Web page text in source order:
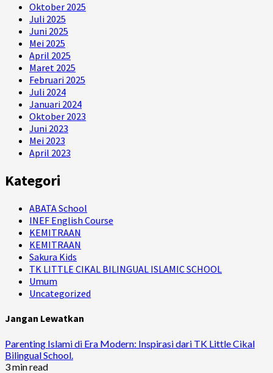
Oktober 2025
Juli 2025
Juni 2025
Mei 2025
April 2025
Maret 2025
Februari 2025
Juli 2024
Januari 2024
Oktober 2023
Juni 2023
Mei 2023
April 2023
Kategori
ABATA School
INEF English Course
KEMITRAAN
KEMITRAAN
Sakura Kids
TK LITTLE CIKAL BILINGUAL ISLAMIC SCHOOL
Umum
Uncategorized
Jangan Lewatkan
Parenting Islami di Era Modern: Inspirasi dari TK Little Cikal
Bilingual School.
3 min read